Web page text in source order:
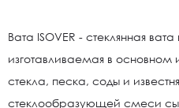
Вата ISOVER - стеклянная
изготавливаемая в основном
стекла, песка, соды и
стеклообразующей смеси